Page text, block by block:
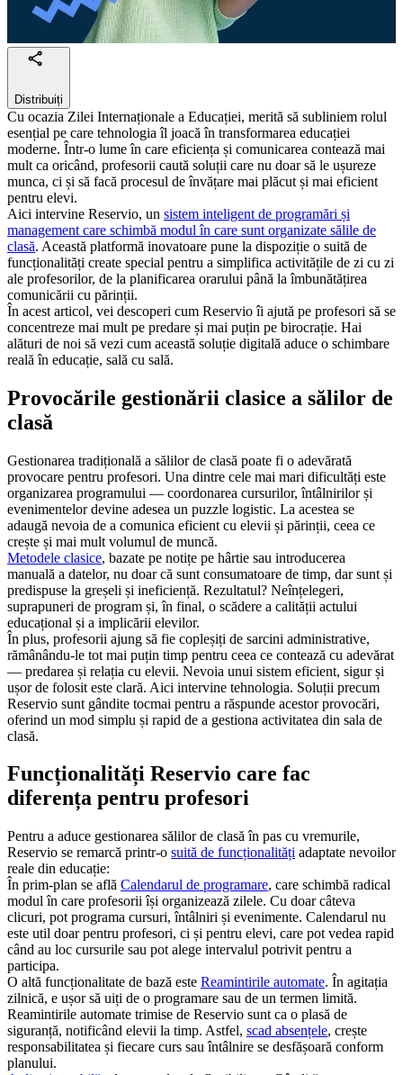
Distribuiți
Cu ocazia Zilei Internaționale a Educației, merită să subliniem rolul
esențial pe care tehnologia îl joacă în transformarea educației
moderne. Într-o lume în care eficiența și comunicarea contează mai
mult ca oricând, profesorii caută soluții care nu doar să le ușureze
munca, ci și să facă procesul de învățare mai plăcut și mai eficient
pentru elevi.
Aici intervine Reservio, un sistem inteligent de programări și
management care schimbă modul în care sunt organizate sălile de
clasă. Această platformă inovatoare pune la dispoziție o suită de
funcționalități create special pentru a simplifica activitățile de zi cu zi
ale profesorilor, de la planificarea orarului până la îmbunătățirea
comunicării cu părinții.
În acest articol, vei descoperi cum Reservio îi ajută pe profesori să se
concentreze mai mult pe predare și mai puțin pe birocrație. Hai
alături de noi să vezi cum această soluție digitală aduce o schimbare
reală în educație, sală cu sală.
Provocările gestionării clasice a sălilor de
clasă
Gestionarea tradițională a sălilor de clasă poate fi o adevărată
provocare pentru profesori. Una dintre cele mai mari dificultăți este
organizarea programului — coordonarea cursurilor, întâlnirilor și
evenimentelor devine adesea un puzzle logistic. La acestea se
adaugă nevoia de a comunica eficient cu elevii și părinții, ceea ce
crește și mai mult volumul de muncă.
Metodele clasice, bazate pe notițe pe hârtie sau introducerea
manuală a datelor, nu doar că sunt consumatoare de timp, dar sunt și
predispuse la greșeli și ineficiență. Rezultatul? Neînțelegeri,
suprapuneri de program și, în final, o scădere a calității actului
educațional și a implicării elevilor.
În plus, profesorii ajung să fie copleșiți de sarcini administrative,
rămânându-le tot mai puțin timp pentru ceea ce contează cu adevărat
— predarea și relația cu elevii. Nevoia unui sistem eficient, sigur și
ușor de folosit este clară. Aici intervine tehnologia. Soluții precum
Reservio sunt gândite tocmai pentru a răspunde acestor provocări,
oferind un mod simplu și rapid de a gestiona activitatea din sala de
clasă.
Funcționalități Reservio care fac
diferența pentru profesori
Pentru a aduce gestionarea sălilor de clasă în pas cu vremurile,
Reservio se remarcă printr-o suită de funcționalități adaptate nevoilor
reale din educație:
În prim-plan se află Calendarul de programare, care schimbă radical
modul în care profesorii își organizează zilele. Cu doar câteva
clicuri, pot programa cursuri, întâlniri și evenimente. Calendarul nu
este util doar pentru profesori, ci și pentru elevi, care pot vedea rapid
când au loc cursurile sau pot alege intervalul potrivit pentru a
participa.
O altă funcționalitate de bază este Reamintirile automate. În agitația
zilnică, e ușor să uiți de o programare sau de un termen limită.
Reamintirile automate trimise de Reservio sunt ca o plasă de
siguranță, notificând elevii la timp. Astfel, scad absențele, crește
responsabilitatea și fiecare curs sau întâlnire se desfășoară conform
planului.